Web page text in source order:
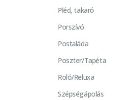
Pléd, takaró
Porszívó
Postaláda
Poszter/Tapéta
Roló/Reluxa
Szépségápolás